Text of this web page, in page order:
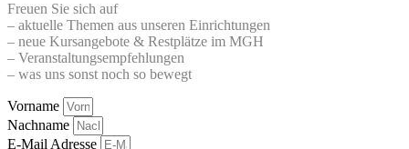
Freuen Sie sich auf
– aktuelle Themen aus unseren Einrichtungen
– neue Kursangebote & Restplätze im MGH
– Veranstaltungsempfehlungen
– was uns sonst noch so bewegt
Vorname
Nachname
E-Mail Adresse